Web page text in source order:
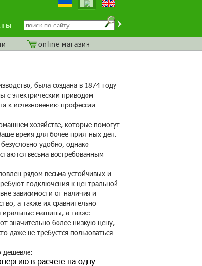
online магазин
была создана в 1874 году
с электрическим приводом
к исчезновению профессии
хозяйстве, которые помогут
время для более приятных дел.
удобно, однако
весьма востребованным
рядом весьма устойчивых и
подключения к центральной
зависимости от наличия и
а также их сравнительно
машины, а также
значительно более низкую цену,
даже не требуется пользоваться
дешевле:
в расчете на одну